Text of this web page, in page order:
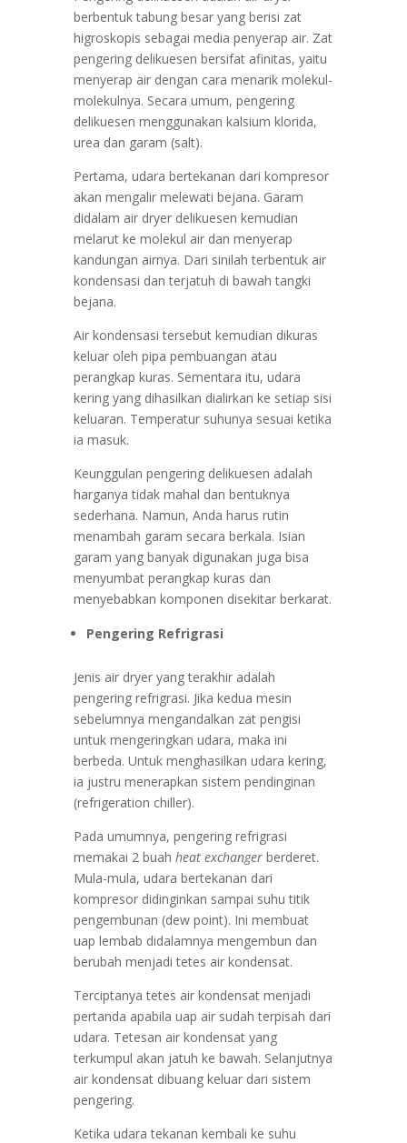
berbentuk tabung besar yang berisi zat
higroskopis sebagai media penyerap air. Zat
pengering delikuesen bersifat afinitas, yaitu
menyerap air dengan cara menarik molekul-
molekulnya. Secara umum, pengering
delikuesen menggunakan kalsium klorida,
urea dan garam (salt).
Pertama, udara bertekanan dari kompresor
akan mengalir melewati bejana. Garam
didalam air dryer delikuesen kemudian
melarut ke molekul air dan menyerap
kandungan airnya. Dari sinilah terbentuk air
kondensasi dan terjatuh di bawah tangki
bejana.
Air kondensasi tersebut kemudian dikuras
keluar oleh pipa pembuangan atau
perangkap kuras. Sementara itu, udara
kering yang dihasilkan dialirkan ke setiap sisi
keluaran. Temperatur suhunya sesuai ketika
ia masuk.
Keunggulan pengering delikuesen adalah
harganya tidak mahal dan bentuknya
sederhana. Namun, Anda harus rutin
menambah garam secara berkala. Isian
garam yang banyak digunakan juga bisa
menyumbat perangkap kuras dan
menyebabkan komponen disekitar berkarat.
Pengering Refrigrasi
Jenis air dryer yang terakhir adalah
pengering refrigrasi. Jika kedua mesin
sebelumnya mengandalkan zat pengisi
untuk mengeringkan udara, maka ini
berbeda. Untuk menghasilkan udara kering,
ia justru menerapkan sistem pendinginan
(refrigeration chiller).
Pada umumnya, pengering refrigrasi
memakai 2 buah heat exchangerberderet.
Mula-mula, udara bertekanan dari
kompresor didinginkan sampai suhu titik
pengembunan (dew point). Ini membuat
uap lembab didalamnya mengembun dan
berubah menjadi tetes air kondensat.
Terciptanya tetes air kondensat menjadi
pertanda apabila uap air sudah terpisah dari
udara. Tetesan air kondensat yang
terkumpul akan jatuh ke bawah. Selanjutnya
air kondensat dibuang keluar dari sistem
pengering.
Ketika udara tekanan kembali ke suhu